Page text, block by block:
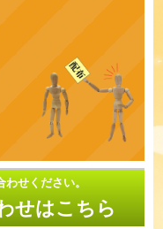
せください。
せはこちら